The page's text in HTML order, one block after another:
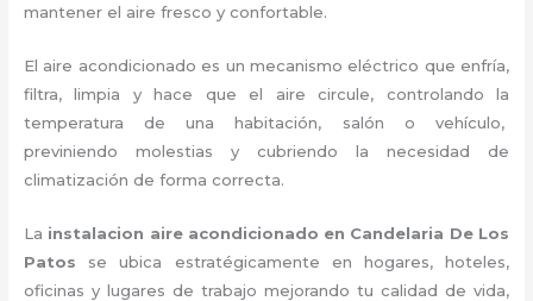
mantener el aire fresco y confortable.
El aire acondicionado es un mecanismo eléctrico que enfría,
filtra, limpia y hace que el aire circule, controlando la
temperatura de una habitación, salón o vehículo,
previniendo molestias y cubriendo la necesidad de
climatización de forma correcta.
La instalacion aire acondicionado en Candelaria De Los
Patos se ubica estratégicamente en hogares, hoteles,
oficinas y lugares de trabajo mejorando tu calidad de vida,